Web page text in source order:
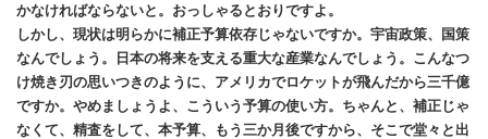
かなければならないと。おっしゃるとおりですよ。
しかし、現状は明らかに補正予算依存じゃないですか。宇宙政策、国策
なんでしょう。日本の将来を支える重大な産業なんでしょう。こんなつ
け焼き刃の思いつきのように、アメリカでロケットが飛んだから三千億
ですか。やめましょうよ、こういう予算の使い方。ちゃんと、補正じゃ
なくて、精査をして、本予算、もう三か月後ですから、そこで堂々と出